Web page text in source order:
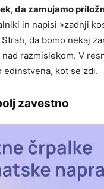
da zamujamo
in napisi »zadnji
da bomo nekaj
razmislekom. V
kot se zdi.
zavestno